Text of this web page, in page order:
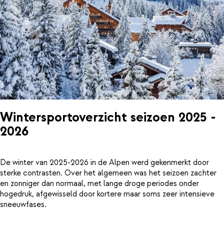
Wintersportoverzicht seizoen 2025 -
2026
De winter van 2025-2026 in de Alpen werd gekenmerkt door
sterke contrasten. Over het algemeen was het seizoen zachter
en zonniger dan normaal, met lange droge periodes onder
hogedruk, afgewisseld door kortere maar soms zeer intensieve
sneeuwfases.